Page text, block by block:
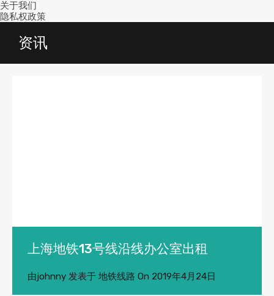
关于我们
隐私权政策
资讯
上海地铁13号线沿线办公室出租
由johnny 发表于 地铁线路 On 2019年4月24日